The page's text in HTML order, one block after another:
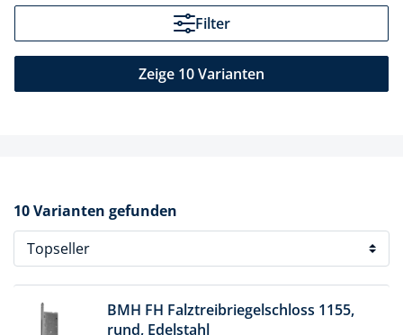
Filter
Zeige 10 Varianten
10 Varianten gefunden
BMH FH Falztreibriegelschloss 1155,
rund, Edelstahl